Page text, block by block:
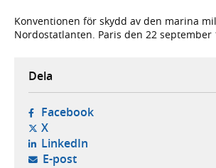
Konventionen för skydd av den marina
Nordostatlanten. Paris den 22 september
Dela
Facebook- öppnas i ny flik,
X- öppnas i ny flik, extern
LinkedIn- öppnas i ny flik,
E-post- öppnar din e-postklient,